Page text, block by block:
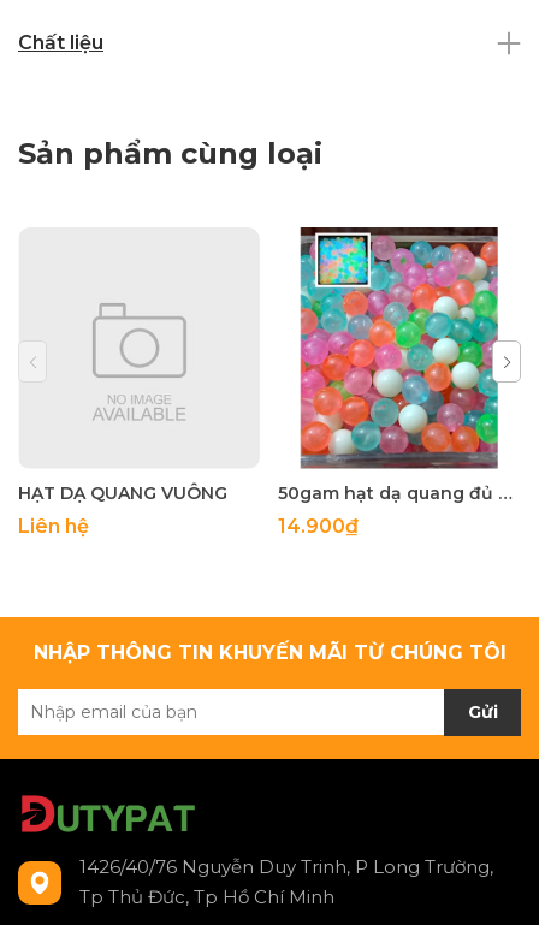
Chất liệu
Sản phẩm cùng loại
HẠT DẠ QUANG VUÔNG
Liên hệ
50gam hạt dạ quang đủ màu 6mm, 8mm, 10mm, 12mm, hạt nhựa tròn
14.900₫
NHẬP THÔNG TIN KHUYẾN MÃI TỪ CHÚNG TÔI
Gửi
1426/40/76 Nguyễn Duy Trinh, P Long Trường,
Tp Thủ Đức, Tp Hồ Chí Minh